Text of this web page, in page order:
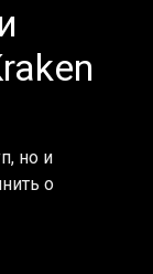
но и
о